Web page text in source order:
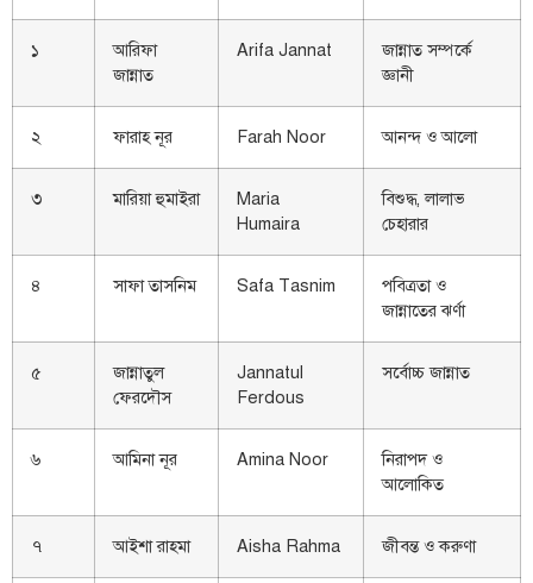
১
আরিফা
জান্নাত
Arifa Jannat
জান্নাত সম্পর্কে
জ্ঞানী
২ ফারাহ নূর Farah Noor আনন্দ ও আলো
৩ মারিয়া হুমাইরা
Maria
Humaira
বিশুদ্ধ, লালাভ
চেহারার
৪ সাফা তাসনিম Safa Tasnim
পবিত্রতা ও
জান্নাতের ঝর্ণা
৫
জান্নাতুল
ফেরদৌস
Jannatul
Ferdous
সর্বোচ্চ জান্নাত
৬ আমিনা নূর Amina Noor
নিরাপদ ও
আলোকিত
৭ আইশা রাহমা Aisha Rahma জীবন্ত ও করুণা